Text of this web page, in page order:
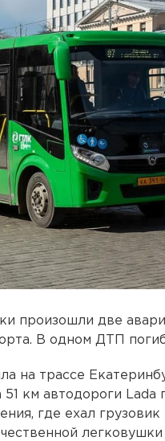
произошли две
В одном ДТП
на трассе
км автодороги Lada
где ехал грузовик